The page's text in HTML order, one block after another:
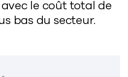
le coût total de
bas du secteur.